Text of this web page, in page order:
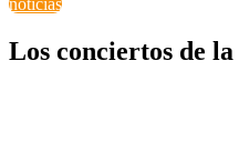
noticias
Los conciertos de la